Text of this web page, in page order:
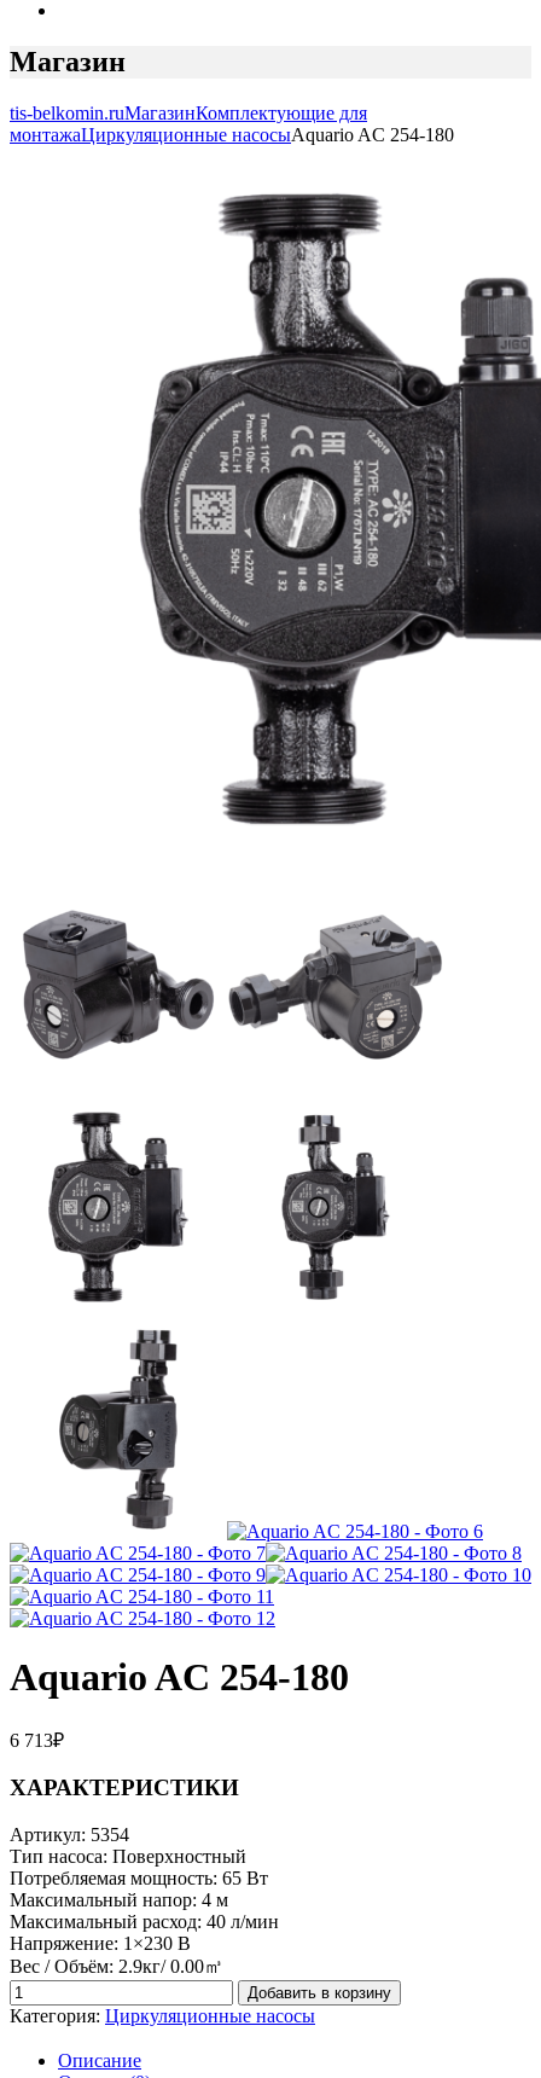
Магазин
tis-belkomin.ruМагазинКомплектующие для
монтажаЦиркуляционные насосыAquario AC 254-180
Aquario AC 254-180
6 713₽
ХАРАКТЕРИСТИКИ
Артикул: 5354
Тип насоса: Поверхностный
Потребляемая мощность: 65 Вт
Максимальный напор: 4 м
Максимальный расход: 40 л/мин
Напряжение: 1×230 В
Вес / Объём: 2.9кг/ 0.00㎥
Добавить в корзину
Категория: Циркуляционные насосы
Описание